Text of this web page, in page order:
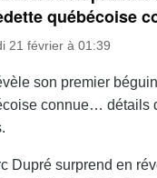
québécoise
21 février à 01:39
son premier
connue… détails
Dupré surprend en